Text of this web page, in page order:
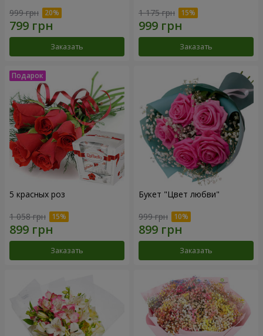
999 грн
Заказать
1 175 грн
Заказать
5 красных роз
1 058 грн
Заказать
Букет "Цвет любви"
999 грн
Заказать